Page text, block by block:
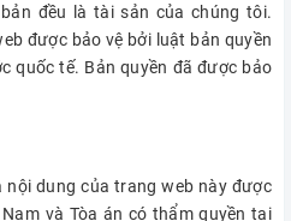
đều là tài sản của chúng tôi.
được bảo vệ bởi luật bản quyền
quốc tế. Bản quyền đã được bảo
nội dung của trang web này được
và Tòa án có thẩm quyền tại